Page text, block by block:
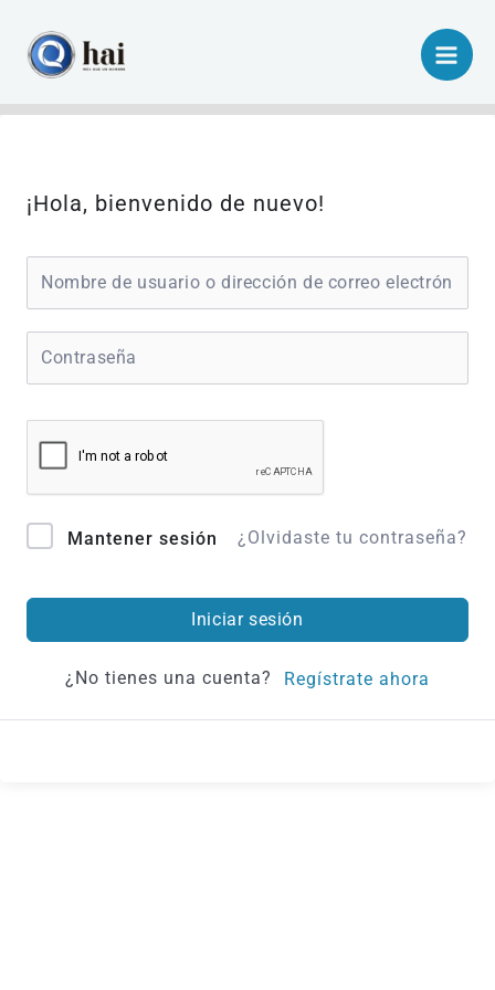
contenido
¡Hola, bienvenido de nuevo!
Mantener sesión ¿Olvidaste tu contraseña?
Iniciar sesión
¿No tienes una cuenta? Regístrate ahora